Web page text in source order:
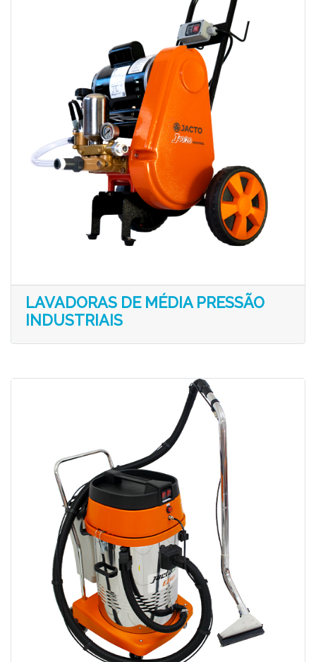
LAVADORAS DE MÉDIA PRESSÃO
INDUSTRIAIS